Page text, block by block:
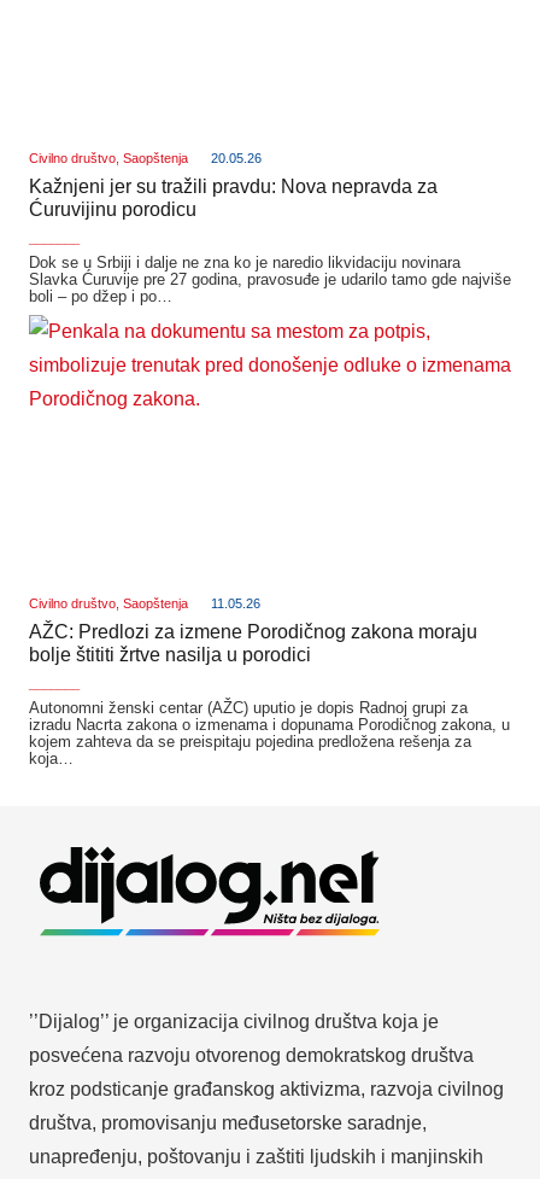
Civilno društvo, Saopštenja 20.05.26
Kažnjeni jer su tražili pravdu: Nova nepravda za
Ćuruvijinu porodicu
Dok se u Srbiji i dalje ne zna ko je naredio likvidaciju novinara
Slavka Ćuruvije pre 27 godina, pravosuđe je udarilo tamo gde najviše
boli – po džep i po…
Civilno društvo, Saopštenja 11.05.26
AŽC: Predlozi za izmene Porodičnog zakona moraju
bolje štititi žrtve nasilja u porodici
Autonomni ženski centar (AŽC) uputio je dopis Radnoj grupi za
izradu Nacrta zakona o izmenama i dopunama Porodičnog zakona, u
kojem zahteva da se preispitaju pojedina predložena rešenja za
koja…
’’Dijalog’’ je organizacija civilnog društva koja je
posvećena razvoju otvorenog demokratskog društva
kroz podsticanje građanskog aktivizma, razvoja civilnog
društva, promovisanju međusetorske saradnje,
unapređenju, poštovanju i zaštiti ljudskih i manjinskih